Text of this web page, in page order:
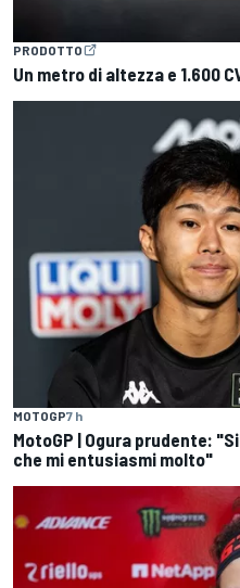
PRODOTTO
Un metro di altezza e 1.600
MOTOGP7 h
MotoGP | Ogura prudente:
che mi entusiasmi molto"